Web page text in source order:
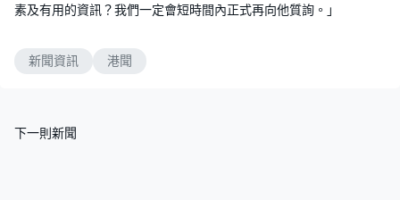
素及有用的資訊？我們一定會短時間內正式再向他質詢。」
新聞資訊 港聞
下一則新聞